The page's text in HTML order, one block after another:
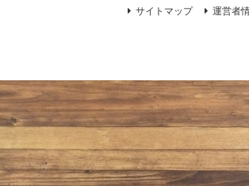
サイトマップ 運営者